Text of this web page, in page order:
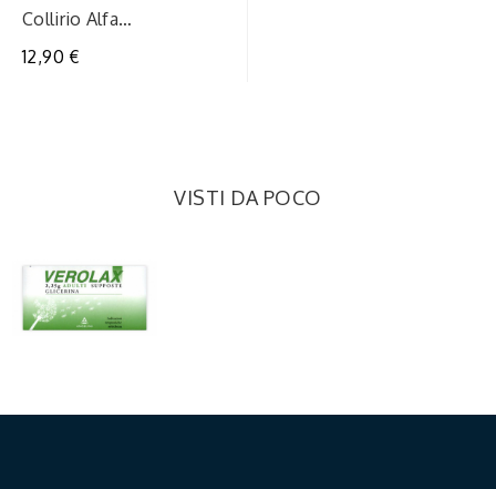
Collirio Alfa
mg/ml + 1 mg/ml
12,90 €
VISTI DA POCO